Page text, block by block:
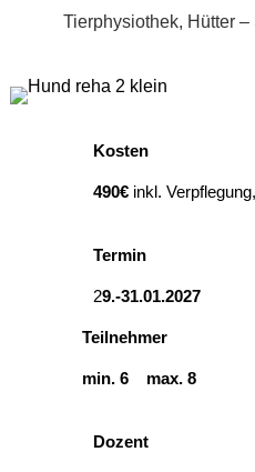
Tierphysiothek, Hütter –
Kosten
490€inkl.
Termin
29.-31.01.2027
Teilnehmer
min. 6 max. 8
Dozent